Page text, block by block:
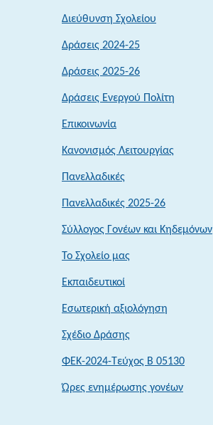
Διεύθυνση Σχολείου
Δράσεις 2024-25
Δράσεις 2025-26
Δράσεις Ενεργού Πολίτη
Επικοινωνία
Κανονισμός Λειτουργίας
Πανελλαδικές
Πανελλαδικές 2025-26
Σύλλογος Γονέων και Κηδεμόνων
Το Σχολείο μας
Εκπαιδευτικοί
Εσωτερική αξιολόγηση
Σχέδιο Δράσης
ΦΕΚ-2024-Τεύχος Β 05130
Ώρες ενημέρωσης γονέων